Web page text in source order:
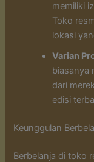
memiliki
Toko
lokasi
Varian
biasanya
dari
edisi
Keunggulan
Berbelanja di toko